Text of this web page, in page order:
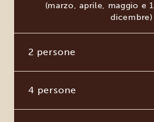
(marzo, aprile, maggio e
dicembre)
2 persone
4 persone